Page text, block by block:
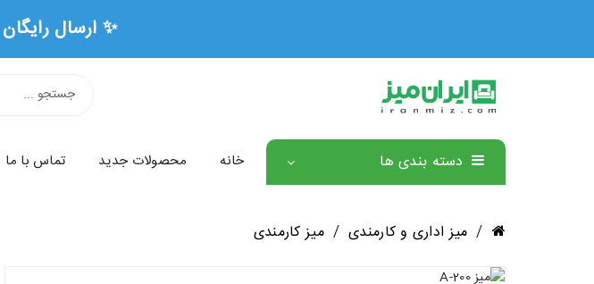
دسته بندی ها خانه محصولات جدید تماس با ما
/ میز اداری و کارمندی / میز کارمندی